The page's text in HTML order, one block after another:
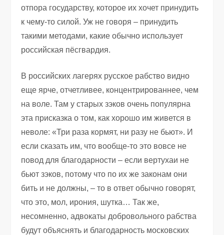
отпора государству, которое их хочет принудить
к чему-то силой. Уж не говоря – принудить
такими методами, какие обычно использует
российская пёсгвардия.
В российских лагерях русское рабство видно
еще ярче, отчетливее, концентрированнее, чем
на воле. Там у старых зэков очень популярна
эта присказка о том, как хорошо им живется в
неволе: «Три раза кормят, ни разу не бьют». И
если сказать им, что вообще-то это вовсе не
повод для благодарности – если вертухаи не
бьют зэков, потому что по их же законам они
бить и не должны, – то в ответ обычно говорят,
что это, мол, ирония, шутка… Так же,
несомненно, адвокаты добровольного рабства
будут объяснять и благодарность московских